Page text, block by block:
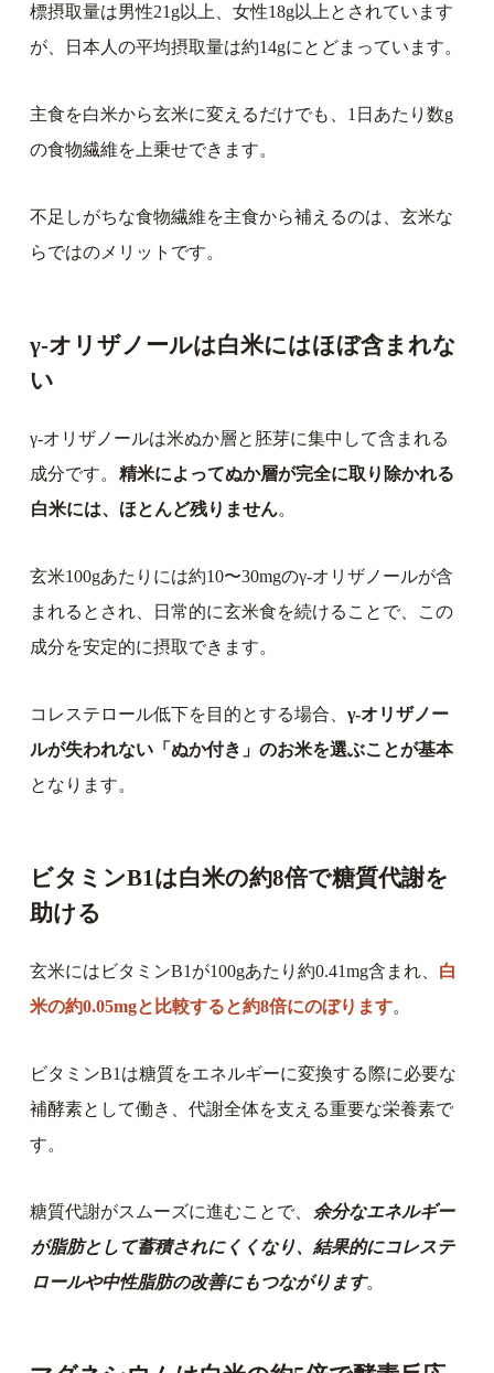
標摂取量は男性21g以上、女性18g以上とされています
が、日本人の平均摂取量は約14gにとどまっています。
主食を白米から玄米に変えるだけでも、1日あたり数g
の食物繊維を上乗せできます。
不足しがちな食物繊維を主食から補えるのは、玄米な
らではのメリットです。
γ-オリザノールは白米にはほぼ含まれな
い
γ-オリザノールは米ぬか層と胚芽に集中して含まれる
成分です。 精米によってぬか層が完全に取り除かれる
白米には、ほとんど残りません。
玄米100gあたりには約10〜30mgのγ-オリザノールが含
まれるとされ、日常的に玄米食を続けることで、この
成分を安定的に摂取できます。
コレステロール低下を目的とする場合、γ-オリザノー
ルが失われない「ぬか付き」のお米を選ぶことが基本
となります。
ビタミンB1は白米の約8倍で糖質代謝を
助ける
玄米にはビタミンB1が100gあたり約0.41mg含まれ、 白
米の約0.05mgと比較すると約8倍にのぼります。
ビタミンB1は糖質をエネルギーに変換する際に必要な
補酵素として働き、代謝全体を支える重要な栄養素で
す。
糖質代謝がスムーズに進むことで、
余分なエネルギー
が脂肪として蓄積されにくくなり、結果的にコレステ
ロールや中性脂肪の改善にもつながります。